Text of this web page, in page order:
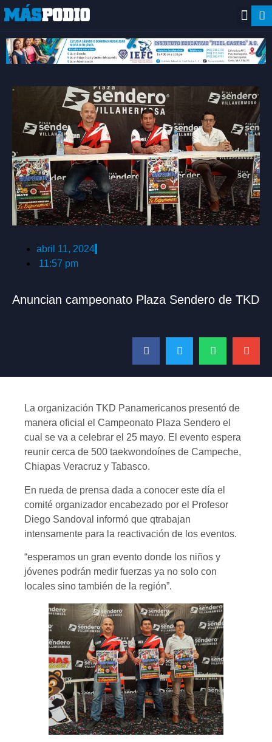
abril 11, 2024
11:57 pm
Anuncian campeonato Plaza Sendero de TKD
La organización TKD Panamericanos presentó de
manera oficial el Campeonato Plaza Sendero el
cual se va a celebrar el 25 mayo. El evento espera
reunir cerca de 500 taekwondoínes de Campeche,
Chiapas Veracruz y Tabasco.
En rueda de prensa dada a conocer este día el
comité organizador encabezado por el Profesor
Diego Sandoval informó que qtrabajan
intensamente para la reactivación de los eventos.
“esperamos un gran evento donde los niños y
jóvenes podrán medir fuerzas ya no solo con
locales sino también de la región”.